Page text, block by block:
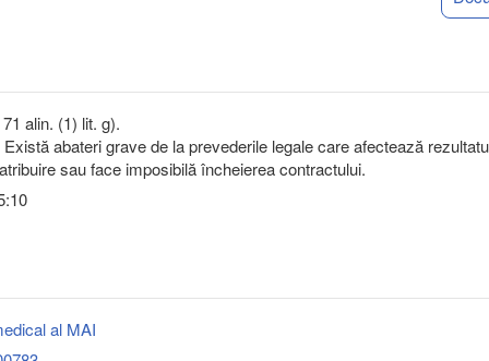
alin. (1) lit. g).
abateri grave de la prevederile legale care afectează
sau face imposibilă încheierea contractului.
al MAI